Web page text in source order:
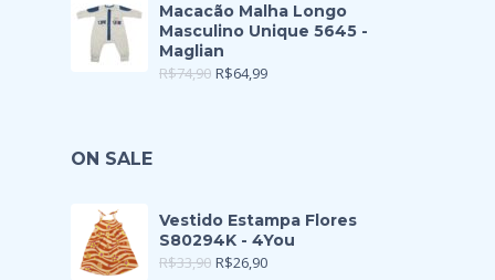
Macacão Malha Longo
Masculino Unique 5645 -
Maglian
R$74,90 R$64,99
ON SALE
Vestido Estampa Flores
S80294K - 4You
R$33,90 R$26,90